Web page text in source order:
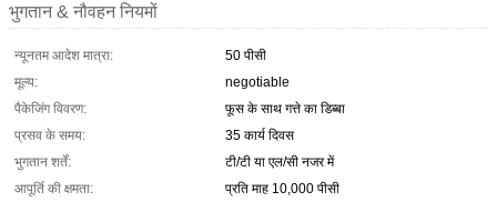
भुगतान & नौवहन नियमों
न्यूनतम आदेश मात्रा:
50 पीसी
मूल्य:
negotiable
पैकेजिंग विवरण:
फूस के साथ गत्ते का डिब्बा
प्रसव के समय:
35 कार्य दिवस
भुगतान शर्तें:
टी/टी या एल/सी नजर में
आपूर्ति की क्षमता:
प्रति माह 10,000 पीसी